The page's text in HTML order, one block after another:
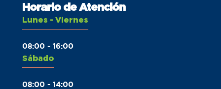
Horario de Atención
Lunes - Viernes
08:00 - 16:00
Sábado
08:00 - 14:00